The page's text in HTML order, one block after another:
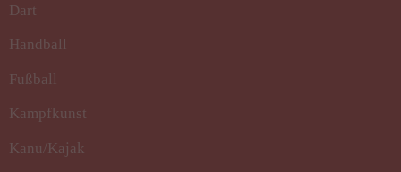
Dart
Handball
Fußball
Kampfkunst
Kanu/Kajak